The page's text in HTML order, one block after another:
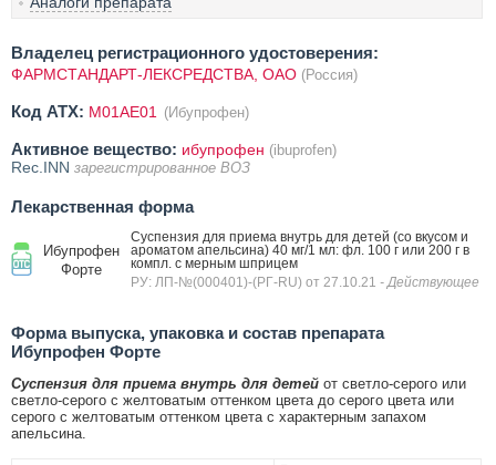
Владелец регистрационного удостоверения:
ФАРМСТАНДАРТ-ЛЕКСРЕДСТВА, ОАО (Россия)
Код ATX: M01AE01 (Ибупрофен)
Активное вещество: ибупрофен (ibuprofen)
Rec.INN зарегистрированное ВОЗ
Лекарственная форма
Ибупрофен
Форте
Суспензия для приема внутрь для детей (со вкусом и
ароматом апельсина) 40 мг/1 мл: фл. 100 г или 200 г в
компл. с мерным шприцем
РУ: ЛП-№(000401)-(РГ-RU) от 27.10.21 - Действующее
Форма выпуска, упаковка и состав препарата
Ибупрофен Форте
Суспензия для приема внутрь для детей от светло-серого или
светло-серого с желтоватым оттенком цвета до серого цвета или
серого с желтоватым оттенком цвета с характерным запахом
апельсина.